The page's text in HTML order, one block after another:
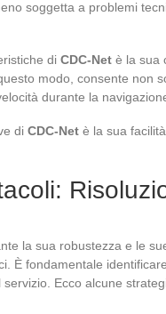
soggetta a problemi
di CDC-Net è la sua
modo, consente non
durante la
di CDC-Net è la sua
la sua robustezza e le
È fondamentale
Ecco alcune